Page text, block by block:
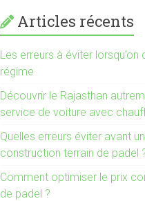
Articles récents
Les erreurs à éviter
régime
Découvrir le Rajasthan
service de voiture avec
Quelles erreurs éviter avant
construction terrain de padel
Comment optimiser le prix
de padel ?